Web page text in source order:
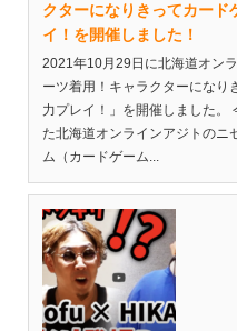
クターになりきってカード
イ！を開催しました！
2021年10月29日に北海道オン
ーツ着用！キャラクターになり
力プレイ！」を開催しました。
た北海道オンラインアジトのニ
ム（カードゲーム...